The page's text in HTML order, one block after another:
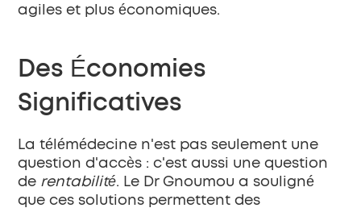
agiles et plus économiques.
Des Économies
Significatives
La télémédecine n'est pas seulement une
question d'accès : c'est aussi une question
de rentabilité. Le Dr Gnoumou a souligné